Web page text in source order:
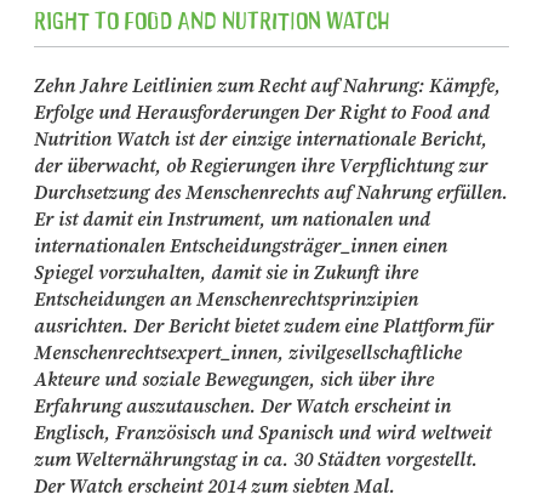
Right to Food and Nutrition Watch
Zehn Jahre Leitlinien zum Recht auf Nahrung: Kämpfe,
Erfolge und Herausforderungen Der Right to Food and
Nutrition Watch ist der einzige internationale Bericht,
der überwacht, ob Regierungen ihre Verpflichtung zur
Durchsetzung des Menschenrechts auf Nahrung erfüllen.
Er ist damit ein Instrument, um nationalen und
internationalen Entscheidungsträger_innen einen
Spiegel vorzuhalten, damit sie in Zukunft ihre
Entscheidungen an Menschenrechtsprinzipien
ausrichten. Der Bericht bietet zudem eine Plattform für
Menschenrechtsexpert_innen, zivilgesellschaftliche
Akteure und soziale Bewegungen, sich über ihre
Erfahrung auszutauschen. Der Watch erscheint in
Englisch, Französisch und Spanisch und wird weltweit
zum Welternährungstag in ca. 30 Städten vorgestellt.
Der Watch erscheint 2014 zum siebten Mal.